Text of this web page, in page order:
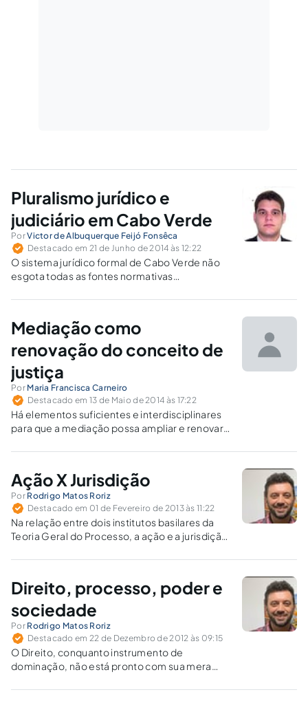
Pluralismo jurídico e
judiciário em Cabo Verde
PorVictor de Albuquerque Feijó Fonsêca
Destacado em 21 de Junho de 2014 às 12:22
O sistema jurídico formal de Cabo Verde não
esgota todas as fontes normativas
controvérsias. Há meios que ficam a cargo de
maior aceitação popular.
Mediação como
renovação do conceito de
justiça
Por Maria Francisca Carneiro
Destacado em 13 de Maio de 2014 às 17:22
Há elementos suficientes e interdisciplinares
para que a mediação possa ampliar e renovar
Ação X Jurisdição
Por Rodrigo Matos Roriz
Destacado em 01 de Fevereiro de 2013 às 11:22
Na relação entre dois institutos basilares da
Teoria Geral do Processo, a ação e a jurisdição,
direito pelo poder ocorrerá de uma forma
Direito, processo, poder e
sociedade
Por Rodrigo Matos Roriz
Destacado em 22 de Dezembro de 2012 às 09:15
O Direito, conquanto instrumento de
dominação, não está pronto com sua mera
de formação é aperfeiçoado e concluído no